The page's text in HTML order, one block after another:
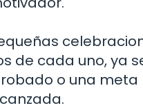
de cada uno, ya
o una meta